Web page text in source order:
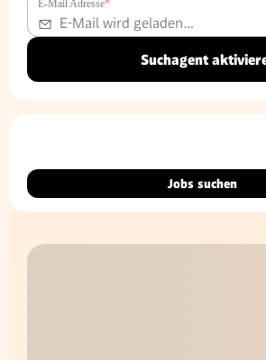
E-Mail Adresse*
Suchagent
Jobs suchen